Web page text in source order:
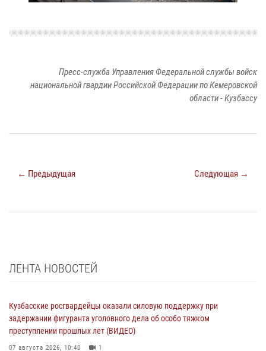
Пресс-служба Управления Федеральной службы войск
национальной гвардии Российской Федерации по Кемеровской
области - Кузбассу
← Предыдущая Следующая →
ЛЕНТА НОВОСТЕЙ
Кузбасские росгвардейцы оказали силовую поддержку при
задержании фигуранта уголовного дела об особо тяжком
преступлении прошлых лет (ВИДЕО)
07 августа 2026, 10:40 1